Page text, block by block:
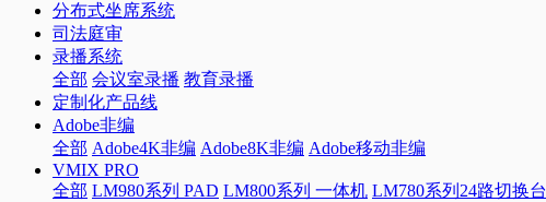
分布式坐席系统
司法庭审
录播系统
全部 会议室录播 教育录播
定制化产品线
Adobe非编
全部 Adobe4K非编 Adobe8K非编 Adobe移动非编
VMIX PRO
全部 LM980系列 PAD LM800系列 一体机 LM780系列24路切换台